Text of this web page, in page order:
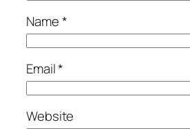
Name*
Email*
Website